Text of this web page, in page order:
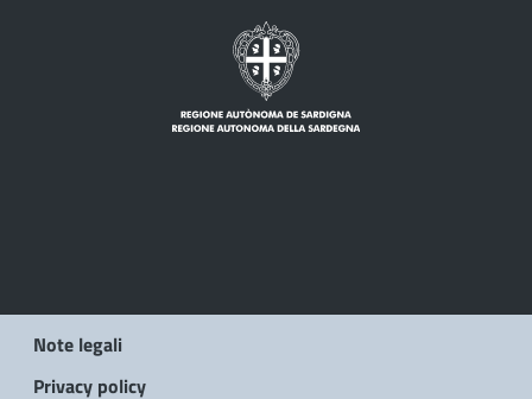
Note legali
Privacy policy